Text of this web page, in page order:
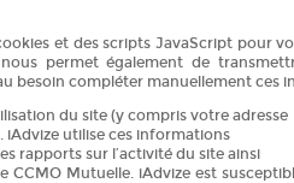
et des scripts JavaScript pour
permet également de
besoin compléter manuellement ces
du site (y compris votre adresse
iAdvize utilise ces informations
rapports sur l’activité du site ainsi
CCMO Mutuelle. iAdvize est